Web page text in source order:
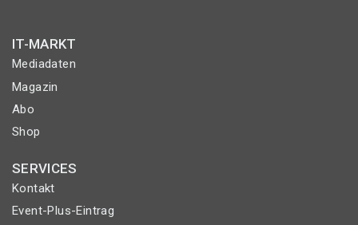
IT-MARKT
Mediadaten
Magazin
Abo
Shop
SERVICES
Kontakt
Event-Plus-Eintrag